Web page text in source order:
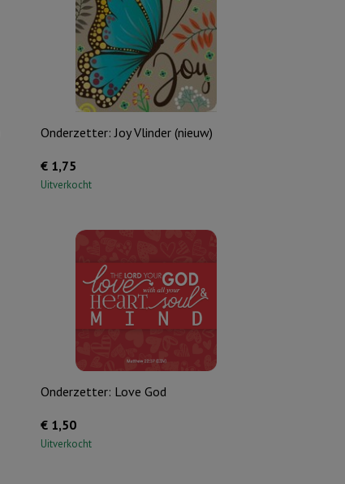
Onderzetter: Joy Vlinder (nieuw)
€1,75
Uitverkocht
Onderzetter: Love God
€1,50
Uitverkocht